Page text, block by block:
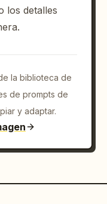
izquierda
de vigilancia)
y 1 tira de
derecha
LINK : OK.
la interfaz,
en capas,
y una
los detalles
la biblioteca de
de prompts de
y adaptar.